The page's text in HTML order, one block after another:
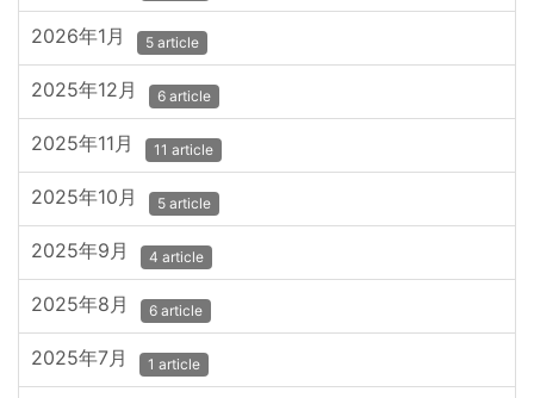
2026年1月 5 article
2025年12月 6 article
2025年11月 11 article
2025年10月 5 article
2025年9月 4 article
2025年8月 6 article
2025年7月 1 article